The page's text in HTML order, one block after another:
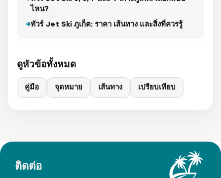
ไหน?
ทัวร์ Jet Ski ภูเก็ต: ราคา เส้นทาง และสิ่งที่ควรรู้
ดูหัวข้อทั้งหมด
คู่มือ จุดหมาย เส้นทาง เปรียบเทียบ
ติดต่อ